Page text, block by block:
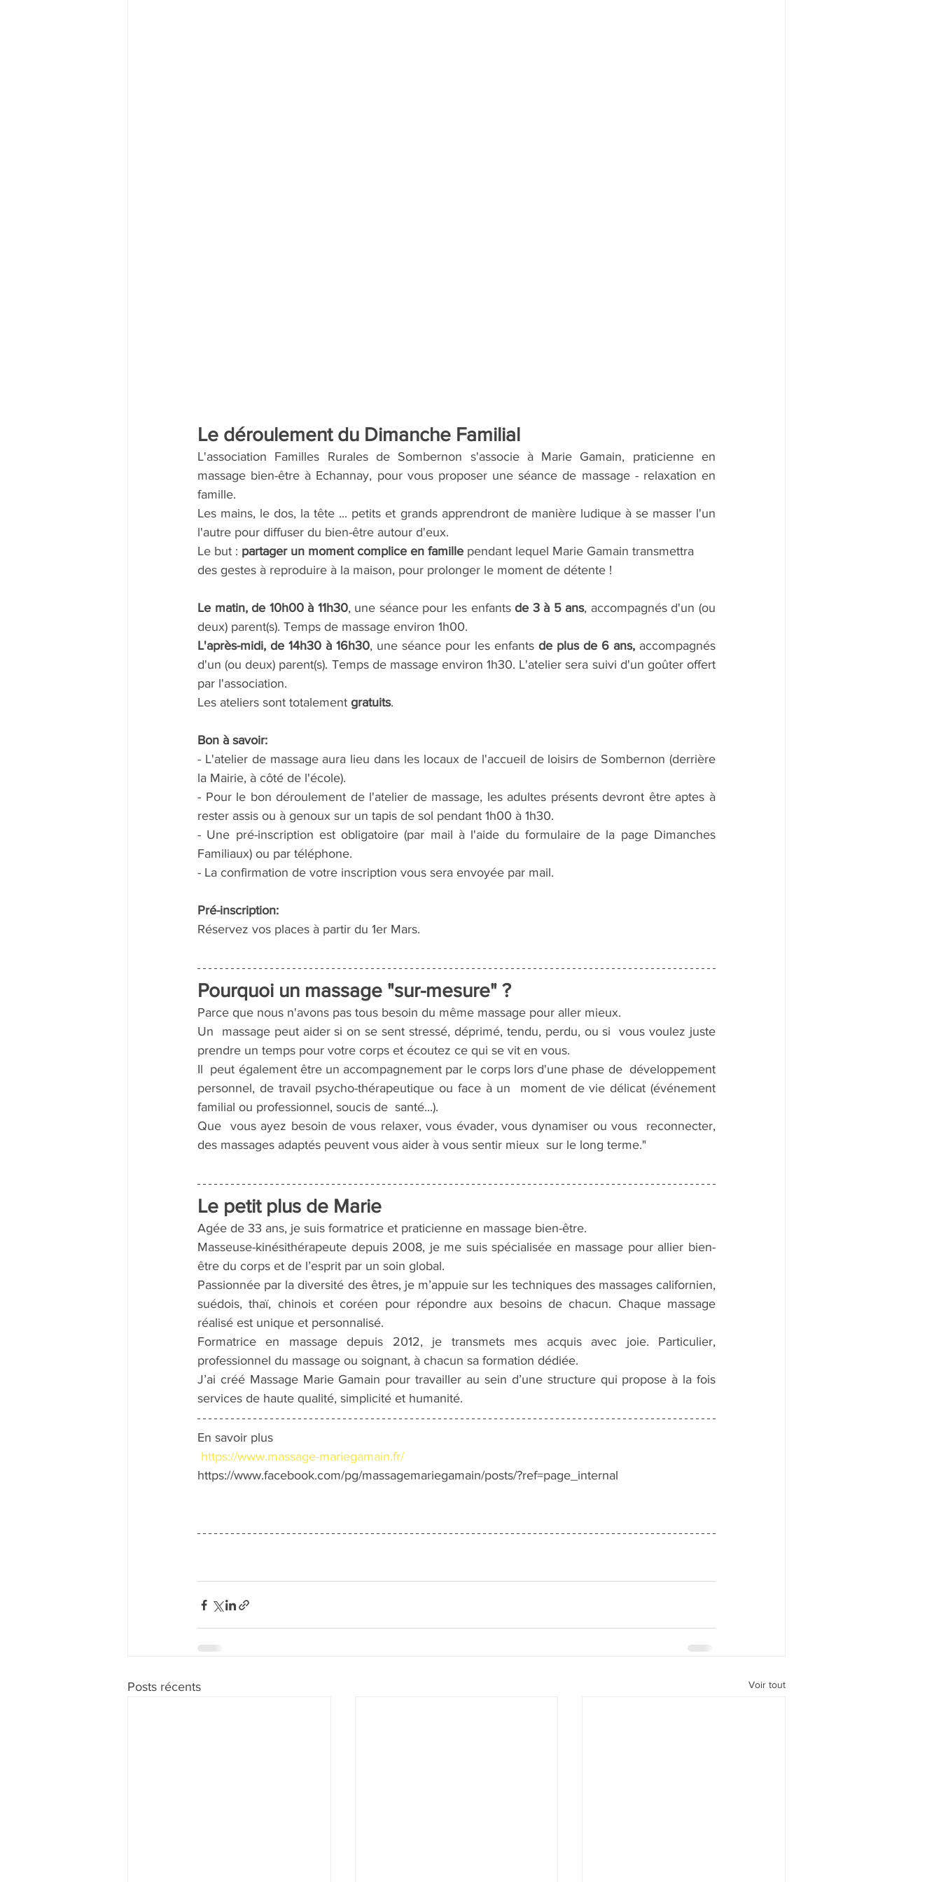
Le déroulement du Dimanche Familial
L'association Familles Rurales de Sombernon s'associe à Marie Gamain, praticienne en
massage bien-être à Echannay, pour vous proposer une séance de massage - relaxation en
famille.
Les mains, le dos, la tête ... petits et grands apprendront de manière ludique à se masser l'un
l'autre pour diffuser du bien-être autour d'eux.
Le but : partager un moment complice en famille pendant lequel Marie Gamain transmettra
des gestes à reproduire à la maison, pour prolonger le moment de détente !
Le matin, de 10h00 à 11h30, une séance pour les enfants de 3 à 5 ans, accompagnés d'un (ou
deux) parent(s). Temps de massage environ 1h00.
L'après-midi, de 14h30 à 16h30, une séance pour les enfants de plus de 6 ans, accompagnés
d'un (ou deux) parent(s). Temps de massage environ 1h30. L'atelier sera suivi d'un goûter offert
par l'association.
Les ateliers sont totalement gratuits.
Bon à savoir:
- L'atelier de massage aura lieu dans les locaux de l'accueil de loisirs de Sombernon (derrière
la Mairie, à côté de l'école).
- Pour le bon déroulement de l'atelier de massage, les adultes présents devront être aptes à
rester assis ou à genoux sur un tapis de sol pendant 1h00 à 1h30.
- Une pré-inscription est obligatoire (par mail à l'aide du formulaire de la page Dimanches
Familiaux) ou par téléphone.
- La confirmation de votre inscription vous sera envoyée par mail.
Pré-inscription:
Réservez vos places à partir du 1er Mars.
Pourquoi un massage "sur-mesure" ?
Parce que nous n'avons pas tous besoin du même massage pour aller mieux.
Un  massage peut aider si on se sent stressé, déprimé, tendu, perdu, ou si  vous voulez juste
prendre un temps pour votre corps et écoutez ce qui se vit en vous.
Il  peut également être un accompagnement par le corps lors d'une phase de  développement
personnel, de travail psycho-thérapeutique ou face à un  moment de vie délicat (événement
familial ou professionnel, soucis de  santé...).
Que  vous ayez besoin de vous relaxer, vous évader, vous dynamiser ou vous  reconnecter,
des massages adaptés peuvent vous aider à vous sentir mieux  sur le long terme."
Le petit plus de Marie
Agée de 33 ans, je suis formatrice et praticienne en massage bien-être.
Masseuse-kinésithérapeute depuis 2008, je me suis spécialisée en massage pour allier bien-
être du corps et de l’esprit par un soin global.
Passionnée par la diversité des êtres, je m’appuie sur les techniques des massages californien,
suédois, thaï, chinois et coréen pour répondre aux besoins de chacun. Chaque massage
réalisé est unique et personnalisé.
Formatrice en massage depuis 2012, je transmets mes acquis avec joie. Particulier,
professionnel du massage ou soignant, à chacun sa formation dédiée.
J’ai créé Massage Marie Gamain pour travailler au sein d’une structure qui propose à la fois
services de haute qualité, simplicité et humanité.
En savoir plus
https://www.massage-mariegamain.fr/
https://www.facebook.com/pg/massagemariegamain/posts/?ref=page_internal
Posts récents Voir tout